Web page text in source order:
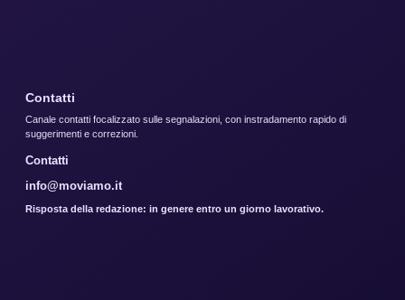
Contatti
Canale contatti focalizzato sulle segnalazioni, con instradamento rapido di
suggerimenti e correzioni.
Contatti
info@moviamo.it
Risposta della redazione: in genere entro un giorno lavorativo.